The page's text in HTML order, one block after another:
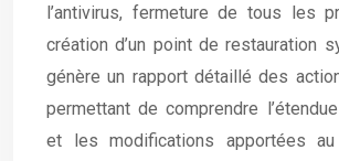
l’antivirus, fermeture de tous les
création d’un point de restauration
génère un rapport détaillé des
permettant de comprendre
et les modifications apportées